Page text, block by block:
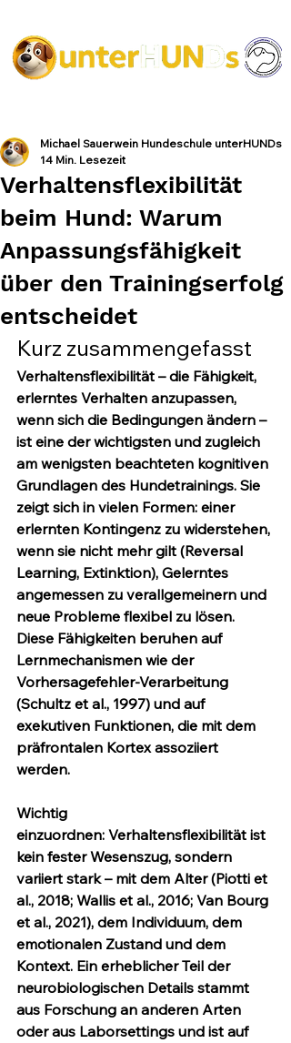
Verhaltensflexibilität
beim Hund: Warum
Anpassungsfähigkeit
über den Trainingserfolg
entscheidet
Michael Sauerwein Hundeschule unterHUNDs
14 Min. Lesezeit
Kurz zusammengefasst
Verhaltensflexibilität – die Fähigkeit,
erlerntes Verhalten anzupassen,
wenn sich die Bedingungen ändern –
ist eine der wichtigsten und zugleich
am wenigsten beachteten kognitiven
Grundlagen des Hundetrainings. Sie
zeigt sich in vielen Formen: einer
erlernten Kontingenz zu widerstehen,
wenn sie nicht mehr gilt (Reversal
Learning, Extinktion), Gelerntes
angemessen zu verallgemeinern und
neue Probleme flexibel zu lösen.
Diese Fähigkeiten beruhen auf
Lernmechanismen wie der
Vorhersagefehler-Verarbeitung
(Schultz et al., 1997) und auf
exekutiven Funktionen, die mit dem
präfrontalen Kortex assoziiert
werden.
Wichtig
einzuordnen: Verhaltensflexibilität ist
kein fester Wesenszug, sondern
variiert stark – mit dem Alter (Piotti et
al., 2018; Wallis et al., 2016; Van Bourg
et al., 2021), dem Individuum, dem
emotionalen Zustand und dem
Kontext. Ein erheblicher Teil der
neurobiologischen Details stammt
aus Forschung an anderen Arten
oder aus Laborsettings und ist auf